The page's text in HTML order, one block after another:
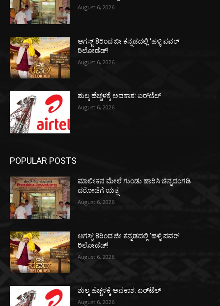
August 6, 2026
ಆಗಸ್ಟ್ 8ರಿಂದ ಜೀ ಕನ್ನಡದಲ್ಲಿ ‘ಹಳ್ಳಿ ಪವರ್
ರಿಲೋಡೆಡ್!
August 6, 2026
ಶುಲ್ಕ ಹೆಚ್ಚಳಕ್ಕೆ ಅವಕಾಶ: ಏರ್‌ಟೆಲ್
August 6, 2026
POPULAR POSTS
ಮಾಲೀಕನ ಮೇಲೆ ಗುಂಡು ಹಾರಿಸಿ ಚಿನ್ನದಂಗಡಿ
ದರೋಡೆಗೆ ಯತ್ನ
August 6, 2026
ಆಗಸ್ಟ್ 8ರಿಂದ ಜೀ ಕನ್ನಡದಲ್ಲಿ ‘ಹಳ್ಳಿ ಪವರ್
ರಿಲೋಡೆಡ್!
August 6, 2026
ಶುಲ್ಕ ಹೆಚ್ಚಳಕ್ಕೆ ಅವಕಾಶ: ಏರ್‌ಟೆಲ್
August 6, 2026